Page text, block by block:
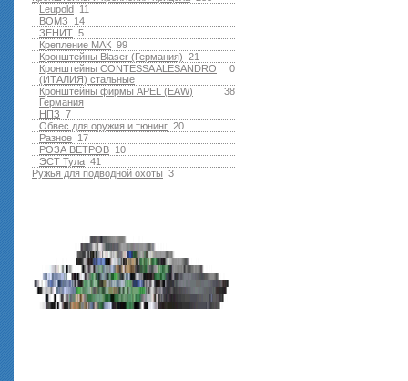
11
Leupold
14
ВОМЗ
5
ЗЕНИТ
99
Крепление МАК
21
Кронштейны Blaser (Германия)
0
Кронштейны CONTESSA ALESANDRO
(ИТАЛИЯ) стальные
38
Кронштейны фирмы APEL (EAW)
Германия
7
НПЗ
20
Обвес для оружия и тюнинг
17
Разное
10
РОЗА ВЕТРОВ
41
ЭСТ Тула
3
Ружья для подводной оxоты